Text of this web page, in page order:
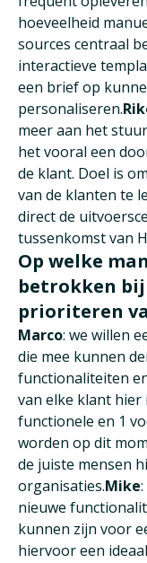
hoeveelheid
sources centraal
interactieve
een brief op
personaliseren.
meer aan het
het vooral een
de klant. Doel is
van de klanten te
direct de
tussenkomst van
Op welke
betrokken
prioriteren
Marco: we willen
die mee kunnen
functionaliteiten
van elke klant hier
functionele en 1
worden op dit
de juiste mensen
organisaties.Mike
nieuwe
kunnen zijn voor
hiervoor een